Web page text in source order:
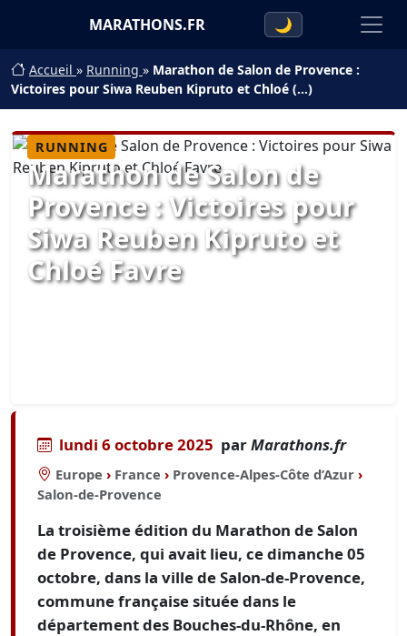
MARATHONS.FR 🌙
Accueil » Running » Marathon de Salon de Provence :
Victoires pour Siwa Reuben Kipruto et Chloé (…)
RUNNING
Marathon de Salon de
Provence : Victoires pour
Siwa Reuben Kipruto et
Chloé Favre
lundi 6 octobre 2025 parMarathons.fr
Europe › France › Provence-Alpes-Côte d’Azur ›
Salon-de-Provence
La troisième édition du Marathon de Salon
de Provence, qui avait lieu, ce dimanche 05
octobre, dans la ville de Salon-de-Provence,
commune française située dans le
département des Bouches-du-Rhône, en